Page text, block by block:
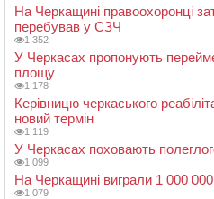
На Черкащині правоохоронці
перебував у СЗЧ
1 352
У Черкасах пропонують
площу
1 178
Керівницю черкаського
новий термін
1 119
У Черкасах поховають
1 099
На Черкащині виграли 1 000
1 079